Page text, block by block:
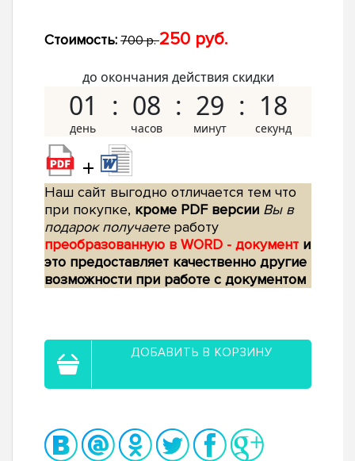
Стоимость: 700 р.250 руб.
до окончания действия скидки
01 08 29 17
+
Наш сайт выгодно отличается тем что
при покупке, кроме PDF версии Вы в
подарок получаетеработу
преобразованную в WORD - документ и
это предоставляет качественно другие
возможности при работе с документом
ДОБАВИТЬ В КОРЗИНУ